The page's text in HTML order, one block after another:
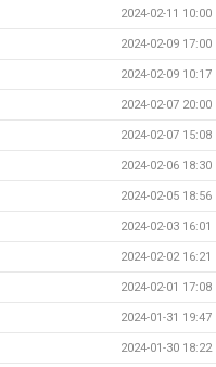
2024-02-11 10:00
2024-02-09 17:00
2024-02-09 10:17
2024-02-07 20:00
2024-02-07 15:08
2024-02-06 18:30
2024-02-05 18:56
2024-02-03 16:01
2024-02-02 16:21
2024-02-01 17:08
2024-01-31 19:47
2024-01-30 18:22